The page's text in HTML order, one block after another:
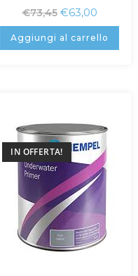
€73,45 €63,00
Aggiungi al carrello
IN OFFERTA!